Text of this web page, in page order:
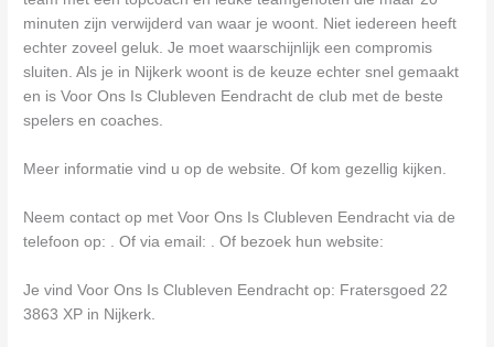
minuten zijn verwijderd van waar je woont. Niet iedereen heeft
echter zoveel geluk. Je moet waarschijnlijk een compromis
sluiten. Als je in Nijkerk woont is de keuze echter snel gemaakt
en is Voor Ons Is Clubleven Eendracht de club met de beste
spelers en coaches.
Meer informatie vind u op de website. Of kom gezellig kijken.
Neem contact op met Voor Ons Is Clubleven Eendracht via de
telefoon op: . Of via email: . Of bezoek hun website:
Je vind Voor Ons Is Clubleven Eendracht op: Fratersgoed 22
3863 XP in Nijkerk.